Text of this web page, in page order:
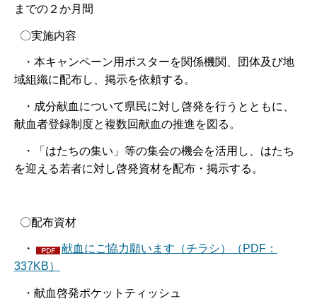
までの２か月間
〇実施内容
・本キャンペーン用ポスターを関係機関、団体及び地
域組織に配布し、掲示を依頼する。
・成分献血について県民に対し啓発を行うとともに、
献血者登録制度と複数回献血の推進を図る。
・「はたちの集い」等の集会の機会を活用し、はたち
を迎える若者に対し啓発資材を配布・掲示する。
〇配布資材
・
献血にご協力願います（チラシ）（PDF：
337KB）
・献血啓発ポケットティッシュ